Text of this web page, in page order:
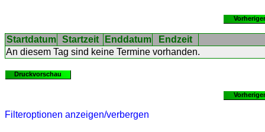
Startdatum Startzeit Enddatum
Endzeit
An diesem Tag sind keine Termine vorhanden.
Druckvorschau
Filteroptionen anzeigen/verbergen